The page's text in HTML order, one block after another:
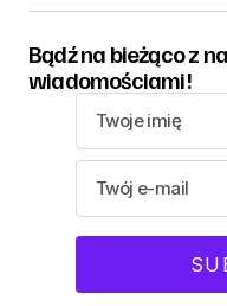
Bądź na bieżąco z
wiadomościami!